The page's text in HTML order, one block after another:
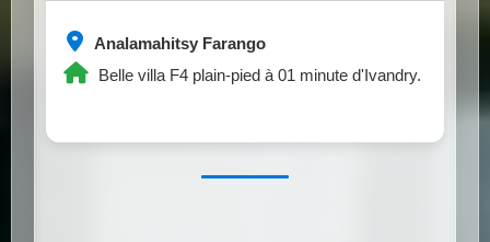
Analamahitsy Farango
Belle villa F4 plain-pied à 01 minute d'Ivandry.